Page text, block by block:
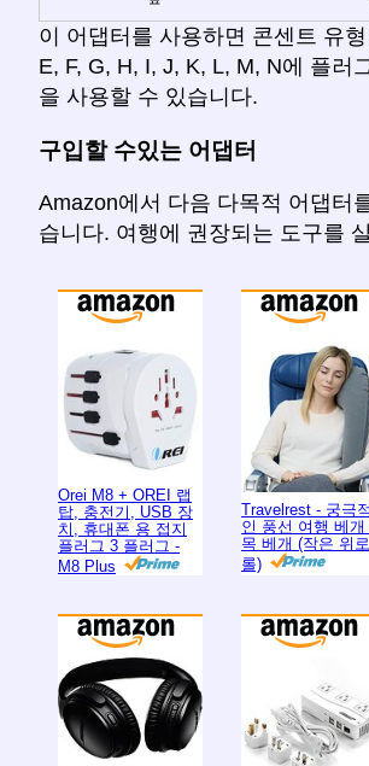
이 어댑터를 사용하면 콘센트 유
E, F, G, H, I, J, K, L, M, N에 플러
을 사용할 수 있습니다.
구입할 수있는 어댑터
Amazon에서 다음 다목적 어댑터
습니다. 여행에 권장되는 도구를
Orei M8 + OREI 랩
탑, 충전기, USB 장
치, 휴대폰 용 접지
플러그 3 플러그 -
M8 Plus
Travelrest - 궁극적
인 풍선 여행 베개
목 베개 (작은 위로
롤)